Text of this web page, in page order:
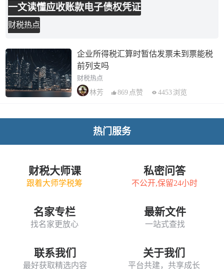
一文读懂应收账款电子债权凭证
财税热点
企业所得税汇算时暂估发票未到票能税
前列支吗
财税热点
林芳
869 点赞 4453 浏览
热门服务
财税大师课
跟着大师学税筹
私密问答
不公开,保留24小时
名家专栏
找名家更放心
最新文件
一站式查找
联系我们
最好获取精选内容
关于我们
平台共建，共享成长